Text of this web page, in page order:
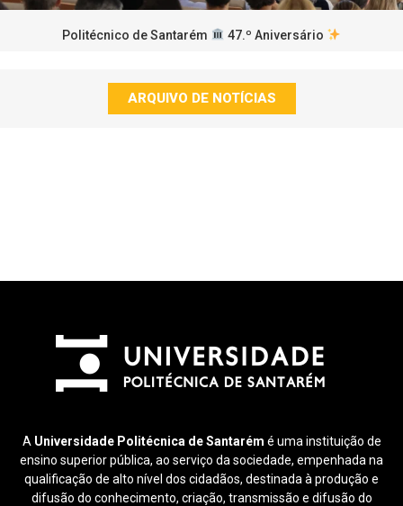
Politécnico de Santarém 47.º Aniversário
ARQUIVO DE NOTÍCIAS
A Universidade Politécnica de Santarém é uma instituição de
ensino superior pública, ao serviço da sociedade, empenhada na
qualificação de alto nível dos cidadãos, destinada à produção e
difusão do conhecimento, criação, transmissão e difusão do